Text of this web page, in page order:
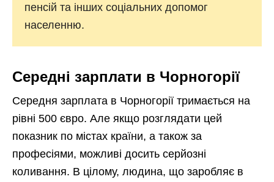
пенсій та інших соціальних допомог
населенню.
Середні зарплати в Чорногорії
Середня зарплата в Чорногорії тримається на
рівні 500 євро. Але якщо розглядати цей
показник по містах країни, а також за
професіями, можливі досить серйозні
коливання. В цілому, людина, що заробляє в